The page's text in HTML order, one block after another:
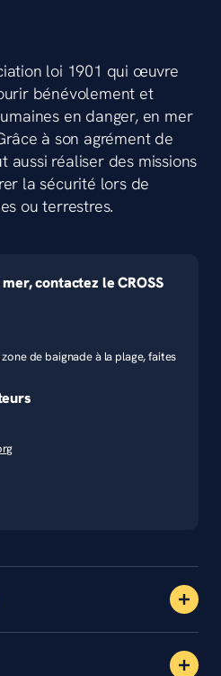
loi 1901 qui œuvre
bénévolement et
en danger, en mer
à son agrément de
aussi réaliser des missions
la sécurité lors de
ou terrestres.
contactez le CROSS
de baignade à la plage, faites